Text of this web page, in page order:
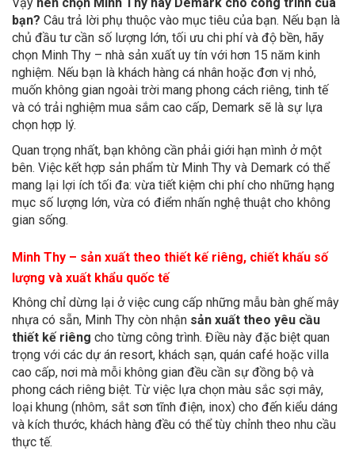
bạn? Câu trả lời phụ thuộc vào mục tiêu của bạn. Nếu bạn là
chủ đầu tư cần số lượng lớn, tối ưu chi phí và độ bền, hãy
chọn Minh Thy – nhà sản xuất uy tín với hơn 15 năm kinh
nghiệm. Nếu bạn là khách hàng cá nhân hoặc đơn vị nhỏ,
muốn không gian ngoài trời mang phong cách riêng, tinh tế
và có trải nghiệm mua sắm cao cấp, Demark sẽ là sự lựa
chọn hợp lý.
Quan trọng nhất, bạn không cần phải giới hạn mình ở một
bên. Việc kết hợp sản phẩm từ Minh Thy và Demark có thể
mang lại lợi ích tối đa: vừa tiết kiệm chi phí cho những hạng
mục số lượng lớn, vừa có điểm nhấn nghệ thuật cho không
gian sống.
Minh Thy – sản xuất theo thiết kế riêng, chiết khấu số
lượng và xuất khẩu quốc tế
Không chỉ dừng lại ở việc cung cấp những mẫu bàn ghế mây
nhựa có sẵn, Minh Thy còn nhận sản xuất theo yêu cầu
thiết kế riêng cho từng công trình. Điều này đặc biệt quan
trọng với các dự án resort, khách sạn, quán café hoặc villa
cao cấp, nơi mà mỗi không gian đều cần sự đồng bộ và
phong cách riêng biệt. Từ việc lựa chọn màu sắc sợi mây,
loại khung (nhôm, sắt sơn tĩnh điện, inox) cho đến kiểu dáng
và kích thước, khách hàng đều có thể tùy chỉnh theo nhu cầu
thực tế.